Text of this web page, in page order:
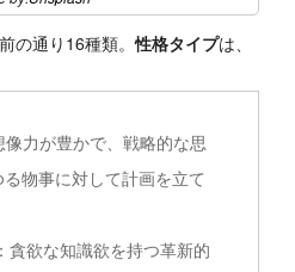
の通り16種類。性格タイプは、
力が豊かで、戦略的な思
物事に対して計画を立て
貪欲な知識欲を持つ革新的